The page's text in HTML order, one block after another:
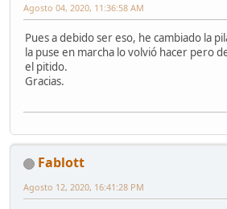
Agosto 04, 2020, 11:36:58 AM
Pues a debido ser eso, he cambiado la
la puse en marcha lo volvió hacer pero
el pitido.
Gracias.
Fablott
Agosto 12, 2020, 16:41:28 PM